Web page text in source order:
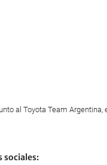
al Toyota Team Argentina,
sociales: